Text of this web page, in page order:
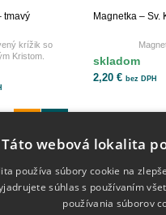
tmavý
krížik so
Kristom.
Magnetka – Sv.
skladom
2,20 € bez DPH
Informácie
Obchodné podmienky
Táto webová lokalita
používa súbory cookie na
súhlas s používaním
používania súborov